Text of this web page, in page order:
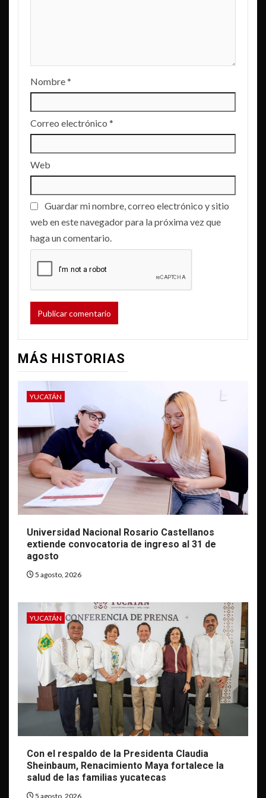
Nombre*
Correo electrónico *
Web
Guardar mi nombre, correo electrónico y sitio
web en este navegador para la próxima vez que
haga un comentario.
MÁS HISTORIAS
YUCATÁN
Universidad Nacional Rosario Castellanos
extiende convocatoria de ingreso al 31 de
agosto
5 agosto, 2026
YUCATÁN
Con el respaldo de la Presidenta Claudia
Sheinbaum, Renacimiento Maya fortalece la
salud de las familias yucatecas
5 agosto, 2026